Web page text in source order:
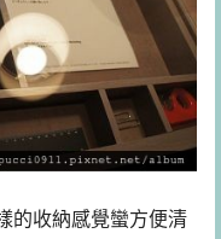
的收納感覺蠻方便清